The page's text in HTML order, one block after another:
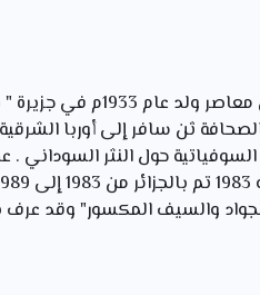
عبد الرحمن جيلي شاعر
في مصر بالصحافة ثن سافر إلى
والسيف المكسور" وقد